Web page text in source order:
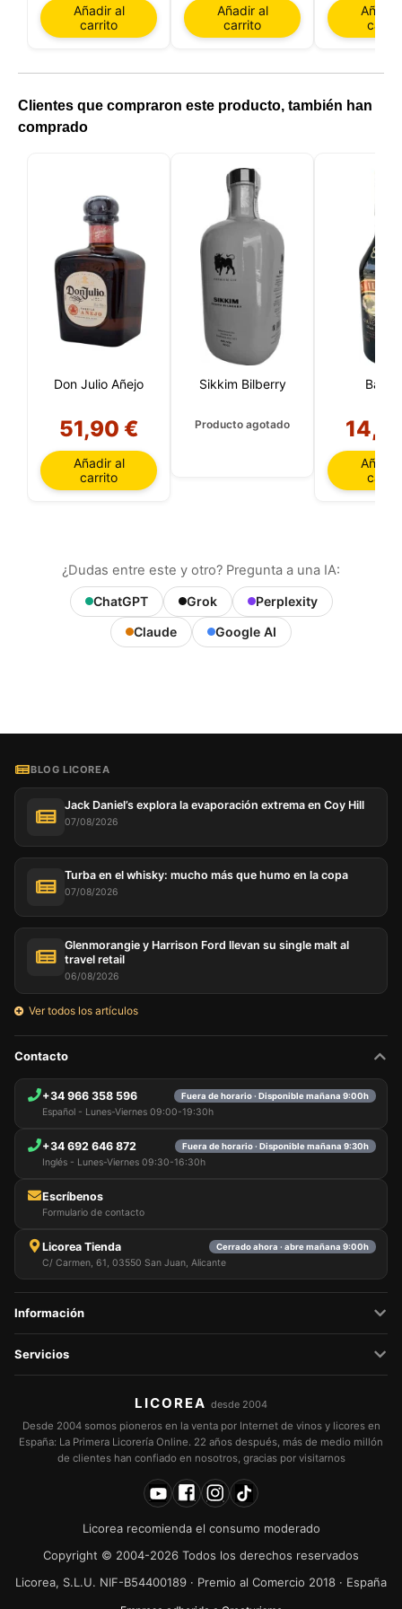
Añadir al
carrito
Añadir al
carrito
Añadir
Clientes que compraron este producto, también han
comprado
Don Julio Añejo
51,90 €
Añadir al
carrito
Sikkim Bilberry
Producto agotado
Añadir
¿Dudas entre este y otro? Pregunta a una IA:
ChatGPT Grok
Perplexity
Claude
Google AI
BLOG LICOREA
Jack Daniel’s explora la evaporación extrema en Coy Hill
07/08/2026
Turba en el whisky: mucho más que humo en la copa
07/08/2026
Glenmorangie y Harrison Ford llevan su single malt al
travel retail
06/08/2026
Ver todos los artículos
Contacto
+34 966 358 596 Fuera de horario · Disponible mañana 9:00h
Español - Lunes-Viernes 09:00-19:30h
+34 692 646 872 Fuera de horario · Disponible mañana 9:30h
Inglés - Lunes-Viernes 09:30-16:30h
Escríbenos
Formulario de contacto
Licorea Tienda Cerrado ahora · abre mañana 9:00h
C/ Carmen, 61, 03550 San Juan, Alicante
Información
Servicios
LICOREA desde 2004
Desde 2004 somos pioneros en la venta por Internet de vinos y licores en
España: La Primera Licorería Online. 22 años después, más de medio millón
de clientes han confiado en nosotros, gracias por visitarnos
Licorea recomienda el consumo moderado
Copyright © 2004-2026 Todos los derechos reservados
Licorea, S.L.U. NIF-B54400189 · Premio al Comercio 2018 · España